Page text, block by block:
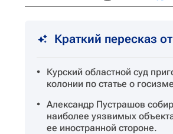
Краткий пересказ
Курский областной суд
колонии по статье о
Александр Пустрашов
наиболее уязвимых
ее иностранной стороне.